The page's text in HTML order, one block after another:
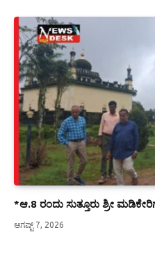
*ಆ.8 ರಂದು ಸುತ್ತೂರು ಶ್ರೀ
ಆಗಷ್ಟ್ 7, 2026